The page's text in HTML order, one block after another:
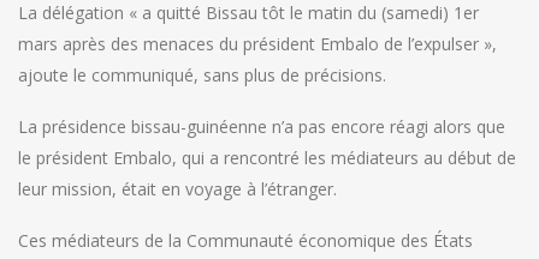
La délégation « a quitté Bissau tôt le matin du (samedi) 1er
mars après des menaces du président Embalo de l’expulser »,
ajoute le communiqué, sans plus de précisions.
La présidence bissau-guinéenne n’a pas encore réagi alors que
le président Embalo, qui a rencontré les médiateurs au début de
leur mission, était en voyage à l’étranger.
Ces médiateurs de la Communauté économique des États